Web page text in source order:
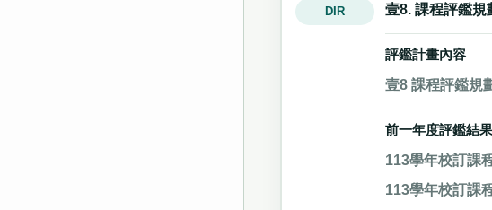
DIR 壹8. 課程評鑑規
評鑑計畫內容
壹8 課程評鑑規
前一年度評鑑結果
113學年校訂課
113學年校訂課